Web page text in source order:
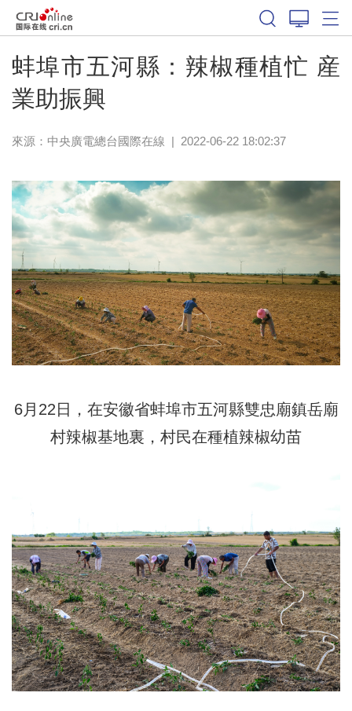
蚌埠市五河縣：辣椒種植忙 産
業助振興
來源：中央廣電總台國際在線 | 2022-06-22 18:02:37
6月22日，在安徽省蚌埠市五河縣雙忠廟鎮岳廟
村辣椒基地裏，村民在種植辣椒幼苗